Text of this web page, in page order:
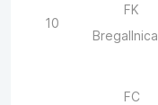
10
FK
Bregallnica
FC